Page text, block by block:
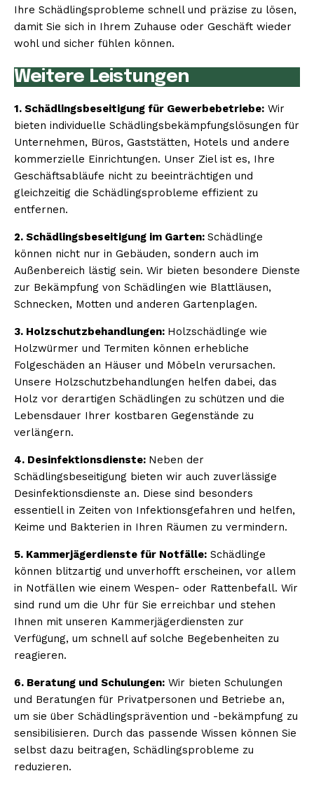
Ihre Schädlingsprobleme schnell und präzise zu lösen,
damit Sie sich in Ihrem Zuhause oder Geschäft wieder
wohl und sicher fühlen können.
Weitere Leistungen
1. Schädlingsbeseitigung für Gewerbebetriebe: Wir
bieten individuelle Schädlingsbekämpfungslösungen für
Unternehmen, Büros, Gaststätten, Hotels und andere
kommerzielle Einrichtungen. Unser Ziel ist es, Ihre
Geschäftsabläufe nicht zu beeinträchtigen und
gleichzeitig die Schädlingsprobleme effizient zu
entfernen.
2. Schädlingsbeseitigung im Garten: Schädlinge
können nicht nur in Gebäuden, sondern auch im
Außenbereich lästig sein. Wir bieten besondere Dienste
zur Bekämpfung von Schädlingen wie Blattläusen,
Schnecken, Motten und anderen Gartenplagen.
3. Holzschutzbehandlungen: Holzschädlinge wie
Holzwürmer und Termiten können erhebliche
Folgeschäden an Häuser und Möbeln verursachen.
Unsere Holzschutzbehandlungen helfen dabei, das
Holz vor derartigen Schädlingen zu schützen und die
Lebensdauer Ihrer kostbaren Gegenstände zu
verlängern.
4. Desinfektionsdienste: Neben der
Schädlingsbeseitigung bieten wir auch zuverlässige
Desinfektionsdienste an. Diese sind besonders
essentiell in Zeiten von Infektionsgefahren und helfen,
Keime und Bakterien in Ihren Räumen zu vermindern.
5. Kammerjägerdienste für Notfälle: Schädlinge
können blitzartig und unverhofft erscheinen, vor allem
in Notfällen wie einem Wespen- oder Rattenbefall. Wir
sind rund um die Uhr für Sie erreichbar und stehen
Ihnen mit unseren Kammerjägerdiensten zur
Verfügung, um schnell auf solche Begebenheiten zu
reagieren.
6. Beratung und Schulungen: Wir bieten Schulungen
und Beratungen für Privatpersonen und Betriebe an,
um sie über Schädlingsprävention und -bekämpfung zu
sensibilisieren. Durch das passende Wissen können Sie
selbst dazu beitragen, Schädlingsprobleme zu
reduzieren.